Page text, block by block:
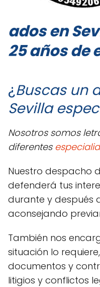
ados en
25 años de
¿Buscas un
Sevilla
Nosotros somos
diferentes
Nuestro despacho
defenderá tus
durante y después
aconsejando
También nos
situación lo
documentos y
litigios y conflictos